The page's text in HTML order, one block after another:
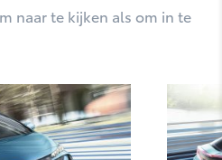
naar te kijken als om in te